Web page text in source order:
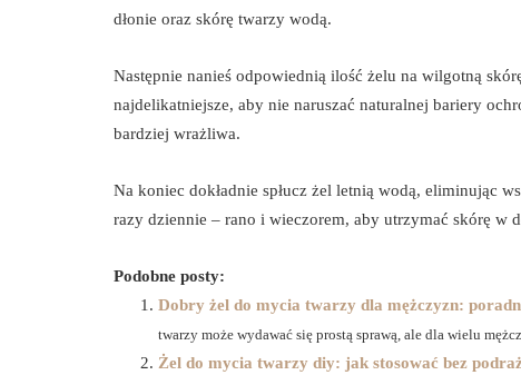
dłonie oraz skórę twarzy wodą.
Następnie nanieś odpowiednią ilość żelu na wilgotną
najdelikatniejsze, aby nie naruszać naturalnej bariery
bardziej wrażliwa.
Na koniec dokładnie spłucz żel letnią wodą, eliminując
razy dziennie – rano i wieczorem, aby utrzymać skórę w
Podobne posty:
Dobry żel do mycia twarzy dla mężczyzn:
twarzy może wydawać się prostą sprawą, ale dla wielu
Żel do mycia twarzy diy: jak stosować bez